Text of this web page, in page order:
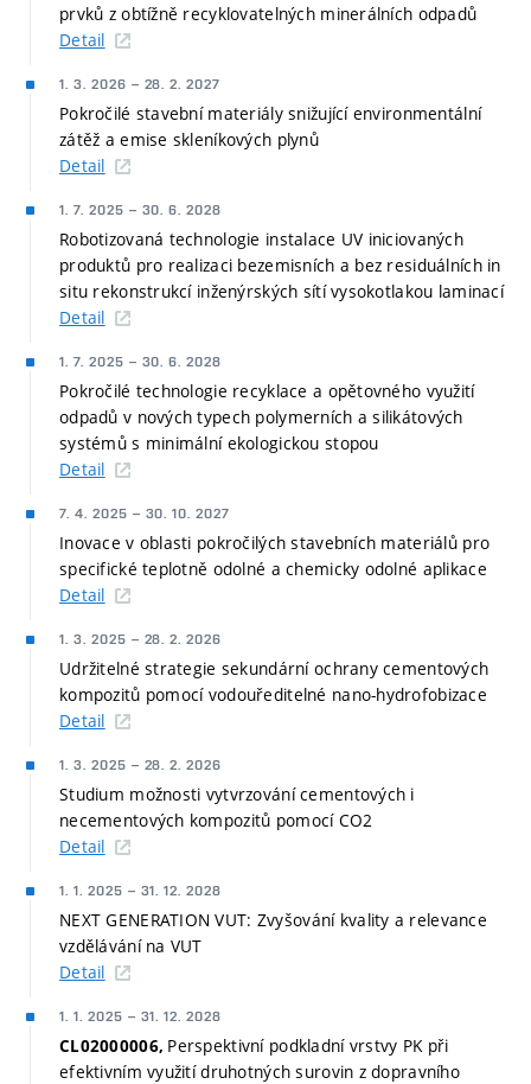
prvků z obtížně recyklovatelných minerálních odpadů
Detail
1. 3. 2026 – 28. 2. 2027
Pokročilé stavební materiály snižující environmentální
zátěž a emise skleníkových plynů
Detail
1. 7. 2025 – 30. 6. 2028
Robotizovaná technologie instalace UV iniciovaných
produktů pro realizaci bezemisních a bez residuálních in
situ rekonstrukcí inženýrských sítí vysokotlakou laminací
Detail
1. 7. 2025 – 30. 6. 2028
Pokročilé technologie recyklace a opětovného využití
odpadů v nových typech polymerních a silikátových
systémů s minimální ekologickou stopou
Detail
7. 4. 2025 – 30. 10. 2027
Inovace v oblasti pokročilých stavebních materiálů pro
specifické teplotně odolné a chemicky odolné aplikace
Detail
1. 3. 2025 – 28. 2. 2026
Udržitelné strategie sekundární ochrany cementových
kompozitů pomocí vodouředitelné nano-hydrofobizace
Detail
1. 3. 2025 – 28. 2. 2026
Studium možnosti vytvrzování cementových i
necementových kompozitů pomocí CO2
Detail
1. 1. 2025 – 31. 12. 2028
NEXT GENERATION VUT: Zvyšování kvality a relevance
vzdělávání na VUT
Detail
1. 1. 2025 – 31. 12. 2028
CL02000006, Perspektivní podkladní vrstvy PK při
efektivním využití druhotných surovin z dopravního